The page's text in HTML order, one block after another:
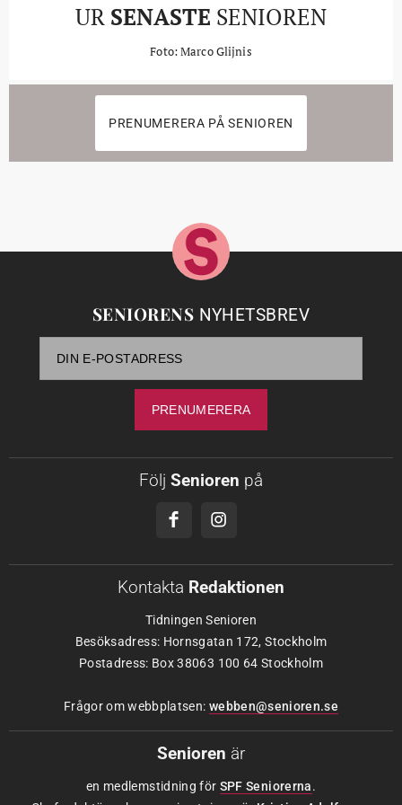
UR SENASTE SENIOREN
Foto: Marco Glijnis
PRENUMERERA PÅ SENIOREN
SENIORENS NYHETSBREV
Följ Senioren på
Kontakta Redaktionen
Tidningen Senioren
Besöksadress: Hornsgatan 172, Stockholm
Postadress: Box 38063 100 64 Stockholm
Frågor om webbplatsen: webben@senioren.se
Senioren är
en medlemstidning för SPF Seniorerna.